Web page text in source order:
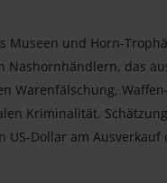
und Horn-
das
Warenfälschung,
Kriminalität.
Dollar am Ausverkauf